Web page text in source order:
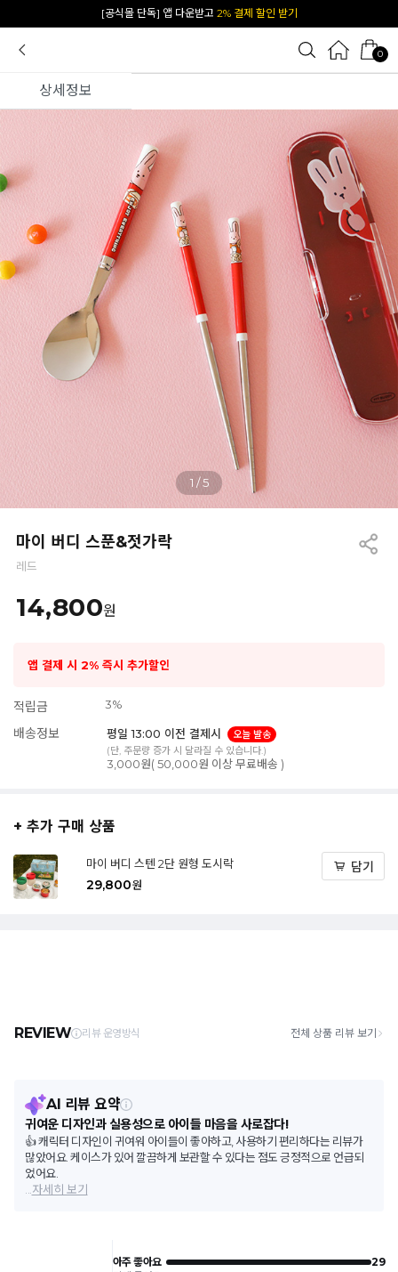
카카오 플친 추가하면1천원 즉시 할인 쿠폰
0
상세정보
1 /5
마이 버디 스푼&젓가락
레드
14,800원
앱 결제 시 2% 즉시 추가할인
적립금 3%
배송정보 평일 13:00 이전 결제시
오늘 발송
(단, 주문량 증가 시 달라질 수 있습니다.)
3,000원( 50,000원 이상 무료배송 )
+ 추가 구매 상품
마이 버디 스텐 2단 원형 도시락
29,800원
담기